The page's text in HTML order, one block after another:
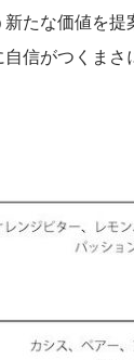
たな価値を
信がつくま